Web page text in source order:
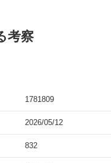
考察
1781809
2026/05/12
832